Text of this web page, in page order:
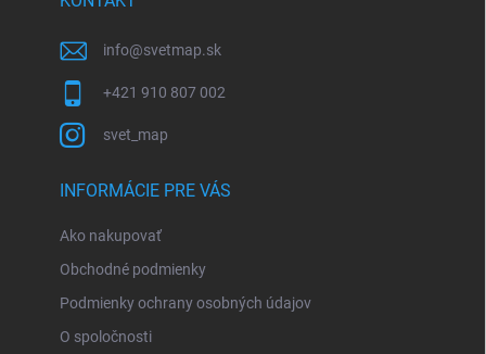
info@svetmap.sk
+421 910 807 002
svet_map
INFORMÁCIE PRE VÁS
Ako nakupovať
Obchodné podmienky
Podmienky ochrany osobných údajov
O spoločnosti